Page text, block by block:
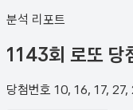
분석 리포트
1143회 로또 당
당첨번호 10, 16, 17,